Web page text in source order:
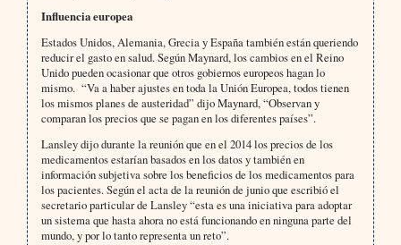
Influencia europea
Estados Unidos, Alemania, Grecia y España también están queriendo
reducir el gasto en salud. Según Maynard, los cambios en el Reino
Unido pueden ocasionar que otros gobiernos europeos hagan lo
mismo. “Va a haber ajustes en toda la Unión Europea, todos tienen
los mismos planes de austeridad” dijo Maynard, “Observan y
comparan los precios que se pagan en los diferentes países”.
Lansley dijo durante la reunión que en el 2014 los precios de los
medicamentos estarían basados en los datos y también en
información subjetiva sobre los beneficios de los medicamentos para
los pacientes. Según el acta de la reunión de junio que escribió el
secretario particular de Lansley “esta es una iniciativa para adoptar
un sistema que hasta ahora no está funcionando en ninguna parte del
mundo, y por lo tanto representa un reto”.